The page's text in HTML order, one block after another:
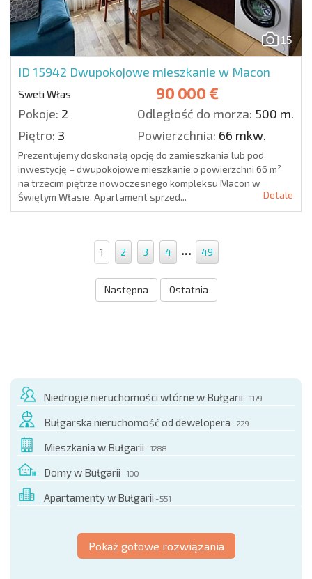
15
ID 15942 Dwupokojowe mieszkanie w Macon
Sweti Włas 90 000 €
Pokoje: 2 Odległość do morza: 500 m.
Piętro: 3 Powierzchnia: 66 mkw.
Prezentujemy doskonałą opcję do zamieszkania lub pod
inwestycję – dwupokojowe mieszkanie o powierzchni 66 m²
na trzecim piętrze nowoczesnego kompleksu Macon w
Świętym Własie. Apartament sprzed...
Detale
1 2 3 4 ... 49
Następna Ostatnia
Niedrogie nieruchomości wtórne w Bułgarii - 1179
Bułgarska nieruchomość od dewelopera - 229
Mieszkania w Bułgarii - 1288
Domy w Bułgarii - 100
Apartamenty w Bułgarii - 551
Pokaż gotowe rozwiązania